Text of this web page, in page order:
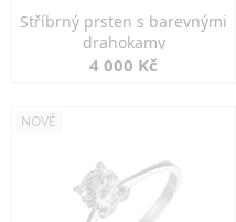
Stříbrný prsten s barevnými
drahokamy
4 000 Kč
NOVÉ